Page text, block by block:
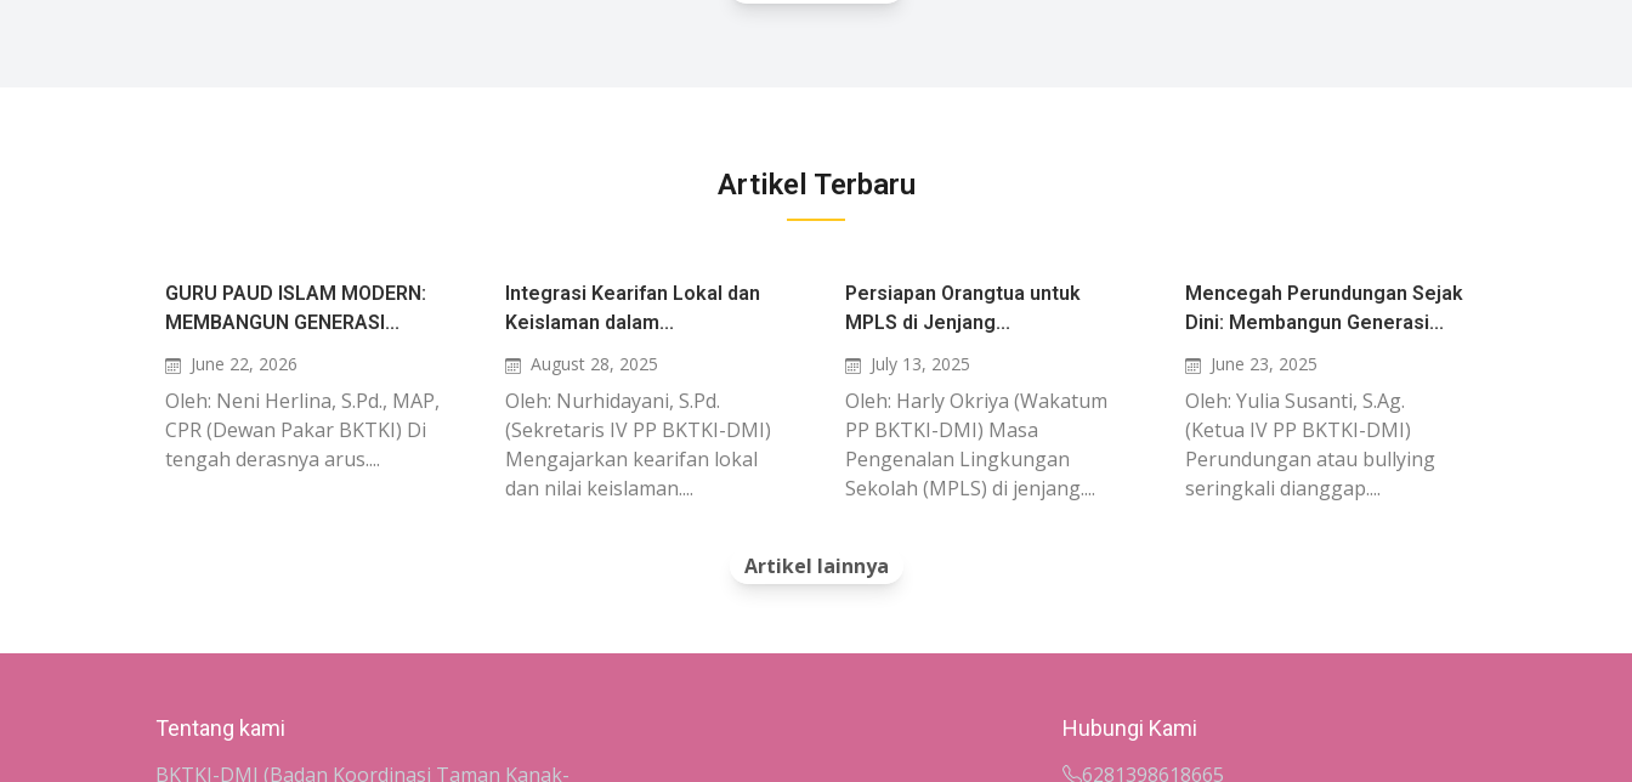
Artikel Terbaru
GURU PAUD ISLAM MODERN:
MEMBANGUN GENERASI...
June 22, 2026
Oleh: Neni Herlina, S.Pd., MAP,
CPR (Dewan Pakar BKTKI) Di
tengah derasnya arus....
Integrasi Kearifan Lokal dan
Keislaman dalam...
August 28, 2025
Oleh: Nurhidayani, S.Pd.
(Sekretaris IV PP BKTKI-DMI)
Mengajarkan kearifan lokal
dan nilai keislaman....
Persiapan Orangtua untuk
MPLS di Jenjang...
July 13, 2025
Oleh: Harly Okriya (Wakatum
PP BKTKI-DMI) Masa
Pengenalan Lingkungan
Sekolah (MPLS) di jenjang....
Mencegah Perundungan Sejak
Dini: Membangun Generasi...
June 23, 2025
Oleh: Yulia Susanti, S.Ag.
(Ketua IV PP BKTKI-DMI)
Perundungan atau bullying
seringkali dianggap....
Artikel lainnya
Tentang kami
BKTKI-DMI (Badan Koordinasi Taman Kanak-
Hubungi Kami
6281398618665